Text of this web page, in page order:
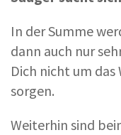
In der Summe
dann auch nur
Dich nicht um
sorgen.
Weiterhin sind